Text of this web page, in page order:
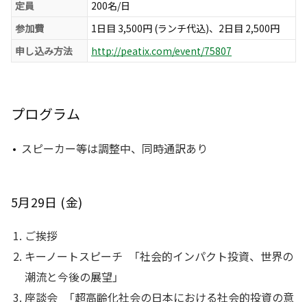
定員
200名/日
参加費
1日目 3,500円 (ランチ代込)、2日目 2,500円
申し込み方法
http://peatix.com/event/75807
プログラム
スピーカー等は調整中、同時通訳あり
5月29日 (金)
ご挨拶
キーノートスピーチ 「社会的インパクト投資、世界の
潮流と今後の展望」
座談会 「超高齢化社会の日本における社会的投資の意